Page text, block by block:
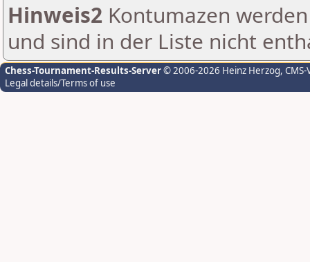
Hinweis2 Kontumazen
und sind in der Liste nicht
Chess-Tournament-Results-Server© 2006-2026 Heinz Herzog,
Legal details/Terms of use